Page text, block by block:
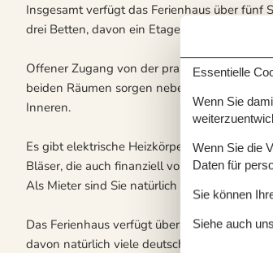
Insgesamt verfügt das Ferienhaus über
drei Betten, davon ein Etagenbett.
Offener Zugang von der praktischen und
beiden Räumen sorgen neben den
Inneren.
Es gibt elektrische Heizkörper in jedem
Bläser, die auch finanziell vorteilhafter ist.
Als Mieter sind Sie natürlich sehr
Das Ferienhaus verfügt über einen
davon natürlich viele deutsche. Radio und
Essentielle
Wenn Sie
Wenn Sie die
Daten für
Sie können
Siehe auch